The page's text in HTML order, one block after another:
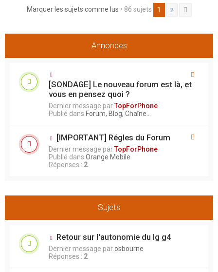
Marquer les sujets comme lus • 86 sujets 1 2
Annonces
[SONDAGE] Le nouveau forum est là, et
vous en pensez quoi ?
Dernier message parTopForPhone
Publié dans Forum, Blog, Chaîne...
[IMPORTANT] Régles du Forum
Dernier message parTopForPhone
Publié dans Orange Mobile
Réponses : 2
Sujets
Retour sur l'autonomie du lg g4
Dernier message parosbourne
Réponses : 2